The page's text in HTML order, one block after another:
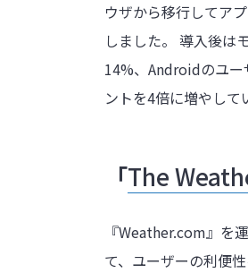
ウザから移行してア
しました。 導入後は
14%、Androidのユー
ントを4倍に増やして
「The
『Weather.com』を
て、ユーザーの利便